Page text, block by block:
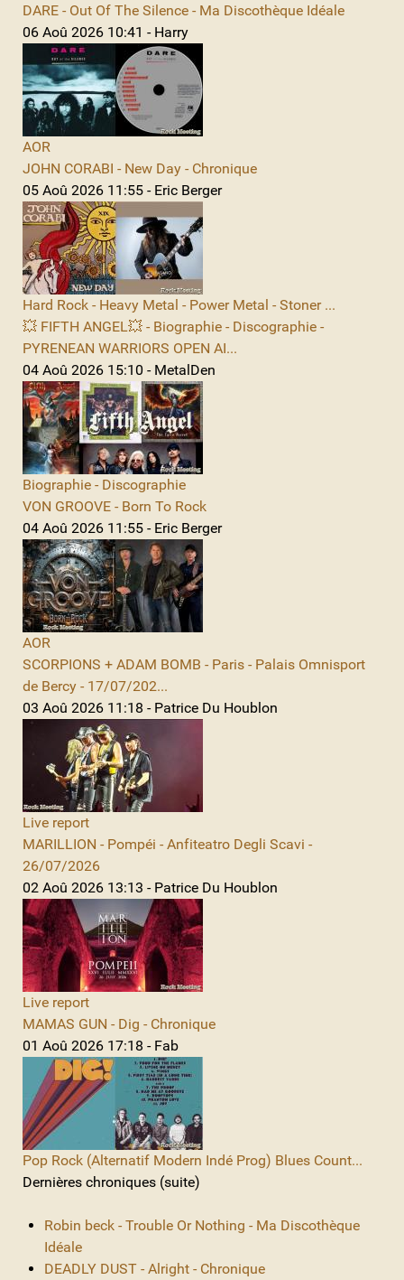
DARE - Out Of The Silence - Ma Discothèque Idéale
06 Aoû 2026 10:41 - Harry
AOR
JOHN CORABI - New Day - Chronique
05 Aoû 2026 11:55 - Eric Berger
Hard Rock - Heavy Metal - Power Metal - Stoner ...
💥 FIFTH ANGEL💥 - Biographie - Discographie -
PYRENEAN WARRIORS OPEN AI...
04 Aoû 2026 15:10 - MetalDen
Biographie - Discographie
VON GROOVE - Born To Rock
04 Aoû 2026 11:55 - Eric Berger
AOR
SCORPIONS + ADAM BOMB - Paris - Palais Omnisport
de Bercy - 17/07/202...
03 Aoû 2026 11:18 - Patrice Du Houblon
Live report
MARILLION - Pompéi - Anfiteatro Degli Scavi -
26/07/2026
02 Aoû 2026 13:13 - Patrice Du Houblon
Live report
MAMAS GUN - Dig - Chronique
01 Aoû 2026 17:18 - Fab
Pop Rock (Alternatif Modern Indé Prog) Blues Count...
Dernières chroniques (suite)
Robin beck - Trouble Or Nothing - Ma Discothèque
Idéale
DEADLY DUST - Alright - Chronique